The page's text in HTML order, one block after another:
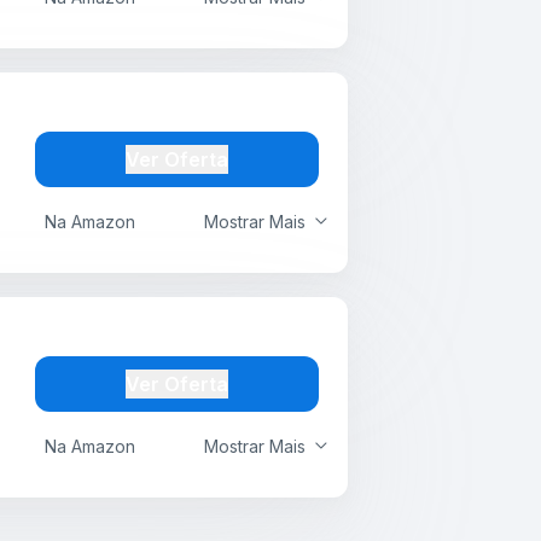
Mostrar Mais
Na Amazon
Mostrar Mais
Na Amazon